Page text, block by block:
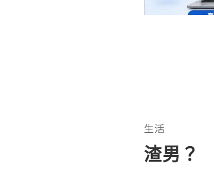
生活
渣男？